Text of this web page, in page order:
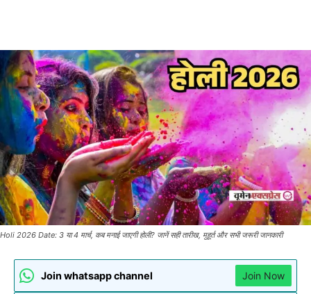
Holi 2026 Date: 3 या 4 मार्च, कब मनाई जाएगी होली? जानें सही तारीख, मुहूर्त और सभी जरूरी जानकारी
Join whatsapp channel Join Now